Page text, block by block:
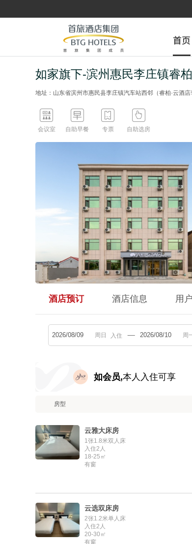
首页
首页
如家旗下-滨州惠民李庄镇睿
地址：山东省滨州市惠民县李庄镇汽车站西邻（睿柏·云酒店

会议室

自助早餐

专票

自助选房
酒店预订 酒店信息 用
入住
如会员,本人入住可享
房型
云雅大床房
1张1.8米双人床
入住2人
18-25㎡
有窗
云选双床房
2张1.2米单人床
入住2人
20-30㎡
有窗